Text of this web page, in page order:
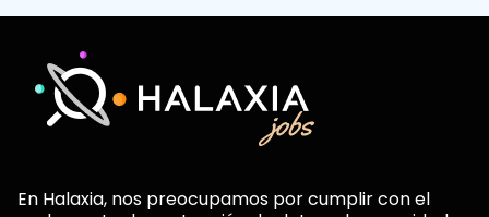
En Halaxia, nos preocupamos por cumplir con el